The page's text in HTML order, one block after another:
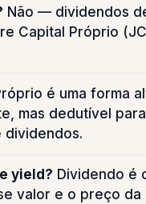
Não — dividendos
Capital Próprio
é uma forma
mas dedutível
dividendos.
yield? Dividendo é
valor e o preço